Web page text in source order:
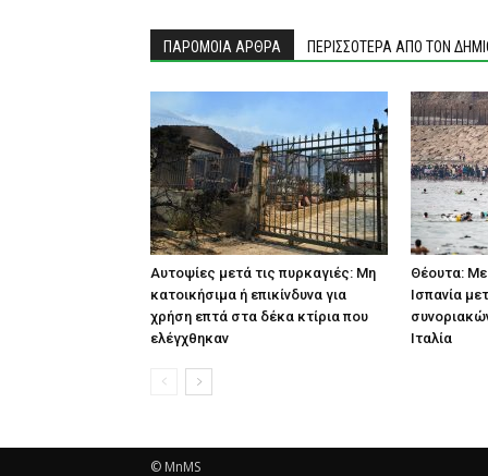
ΠΑΡΟΜΟΙΑ ΑΡΘΡΑ ΠΕΡΙΣΣΟΤΕΡΑ ΑΠΟ ΤΟΝ
Αυτοψίες μετά τις πυρκαγιές: Μη
κατοικήσιμα ή επικίνδυνα για
χρήση επτά στα δέκα κτίρια που
ελέγχθηκαν
Θέουτα: Με
Ισπανία
Ιταλία
© MnMS